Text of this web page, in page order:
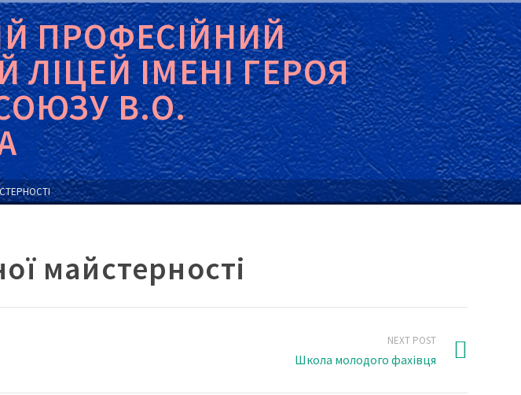
ПРОФЕСІЙНИЙ
ЛІЦЕЙ ІМЕНІ ГЕРОЯ
В.О.
майстерності
NEXT POST
Школа молодого фахівця